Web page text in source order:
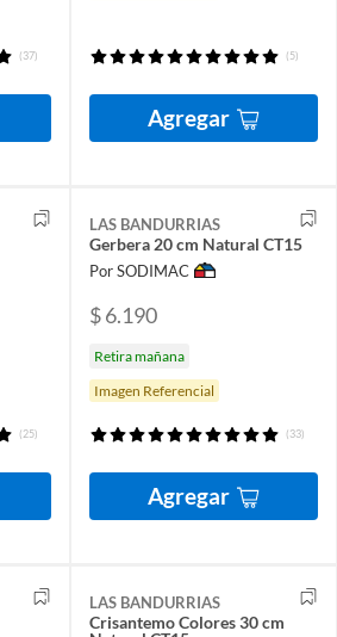
(37) (5)
Agregar
(25)
LAS BANDURRIAS
Gerbera 20 cm Natural CT15
Por SODIMAC
$ 6.190
Retira mañana
Imagen Referencial
(33)
Agregar
LAS BANDURRIAS
Crisantemo Colores 30 cm